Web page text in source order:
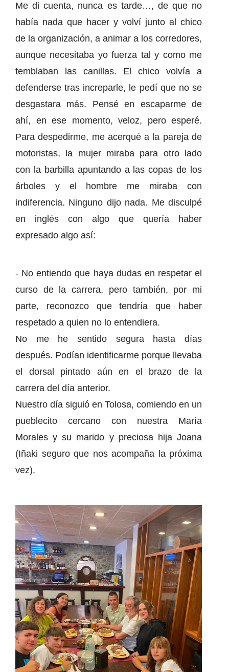
Me di cuenta, nunca es tarde…, de que no
había nada que hacer y volví junto al chico
de la organización, a animar a los corredores,
aunque necesitaba yo fuerza tal y como me
temblaban las canillas. El chico volvía a
defenderse tras increparle, le pedí que no se
desgastara más. Pensé en escaparme de
ahí, en ese momento, veloz, pero esperé.
Para despedirme, me acerqué a la pareja de
motoristas, la mujer miraba para otro lado
con la barbilla apuntando a las copas de los
árboles y el hombre me miraba con
indiferencia. Ninguno dijo nada. Me disculpé
en inglés con algo que quería haber
expresado algo así:
- No entiendo que haya dudas en respetar el
curso de la carrera, pero también, por mi
parte, reconozco que tendría que haber
respetado a quien no lo entendiera.
No me he sentido segura hasta días
después. Podían identificarme porque llevaba
el dorsal pintado aún en el brazo de la
carrera del día anterior.
Nuestro día siguió en Tolosa, comiendo en un
pueblecito cercano con nuestra María
Morales y su marido y preciosa hija Joana
(Iñaki seguro que nos acompaña la próxima
vez).